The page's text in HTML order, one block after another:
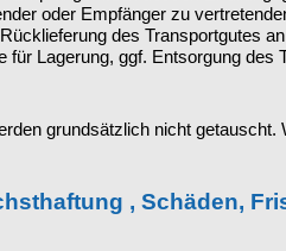
oder Empfänger zu
des Transportgutes
Lagerung, ggf. Entsorgung des
grundsätzlich nicht
, Schäden,